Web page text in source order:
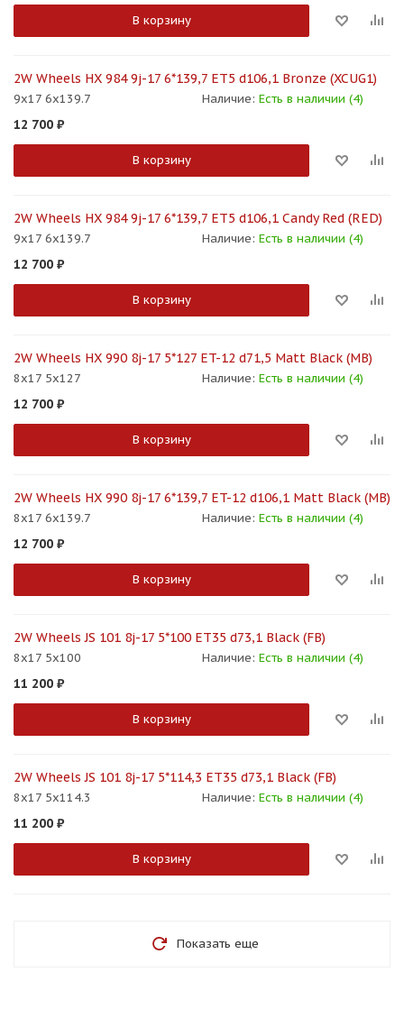
В корзину
2W Wheels HX 984 9j-17 6*139,7 ET5 d106,1 Bronze (XCUG1)
9x17 6x139.7 Наличие: Есть в наличии (4)
12 700 ₽
В корзину
2W Wheels HX 984 9j-17 6*139,7 ET5 d106,1 Candy Red (RED)
9x17 6x139.7 Наличие: Есть в наличии (4)
12 700 ₽
В корзину
2W Wheels HX 990 8j-17 5*127 ET-12 d71,5 Matt Black (MB)
8x17 5x127 Наличие: Есть в наличии (4)
12 700 ₽
В корзину
2W Wheels HX 990 8j-17 6*139,7 ET-12 d106,1 Matt Black (MB)
8x17 6x139.7 Наличие: Есть в наличии (4)
12 700 ₽
В корзину
2W Wheels JS 101 8j-17 5*100 ET35 d73,1 Black (FB)
8x17 5x100 Наличие: Есть в наличии (4)
11 200 ₽
В корзину
2W Wheels JS 101 8j-17 5*114,3 ET35 d73,1 Black (FB)
8x17 5x114.3 Наличие: Есть в наличии (4)
11 200 ₽
В корзину
Показать еще